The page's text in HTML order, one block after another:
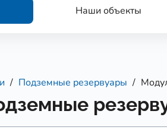
Наши объекты
Подземные резервуары